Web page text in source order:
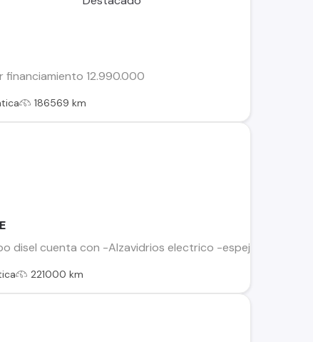
financiamiento 12.990.000
186569 km
disel cuenta con -Alzavidrios electrico -espejos
221000 km